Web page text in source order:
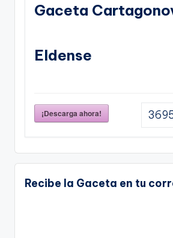
Gaceta
Eldense
¡Descarga ahora!
Recibe la Gaceta en tu